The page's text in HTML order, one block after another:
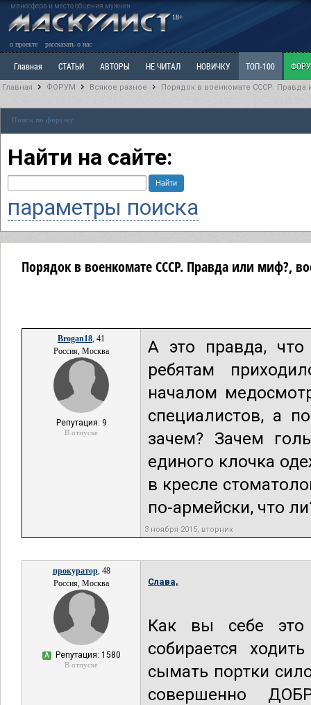
маносфера и место общения мужчин
18+
о проекте рассказать о нас
Главная СТАТЬИ АВТОРЫ НЕ ЧИТАЛ НОВИЧКУ ТОП-100
Ветка: Расстаюсь или Развожусь. САНЧАС Ветка: Наболевшее. Выскажись!
РАЗДЕЛ: Разное
Главная ФОРУМ Всякое разное Порядок в военкомате СССР. Правда
Поиск по форуму
Найти на сайте:
параметры поиска
Порядок в военкомате СССР. Правда или миф?,
Brogan18, 41
Россия, Москва
Репутация: 9
В отпуске
А это правда,
ребятам
началом
специалистов, а
зачем? Зачем
единого клочка
в кресле
по-армейски, что
3 ноября 2015, вторник
прокуратор, 48
Россия, Москва
А Репутация: 1580
В отпуске
Слава,
Как вы себе это
собирается
сымать портки
совершенно